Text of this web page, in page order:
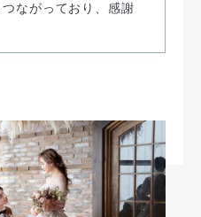
ながっており、感謝